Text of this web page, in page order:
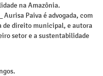
na Amazônia.
Aurisa Paiva é advogada, com
de direito municipal, e autora
setor e a sustentabilidade